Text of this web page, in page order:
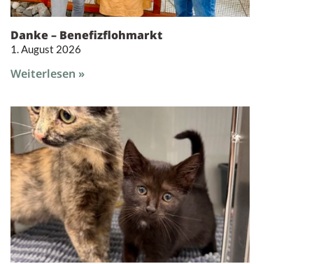
Danke – Benefizflohmarkt
1. August 2026
Weiterlesen »